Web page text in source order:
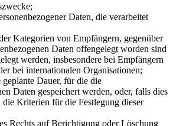
Daten, die verarbeitet
Kategorien von Empfängern, gegenüber
Daten offengelegt worden sind
werden, insbesondere bei Empfängern
bei internationalen Organisationen;
Dauer, für die die
Daten gespeichert werden, oder, falls dies
Kriterien für die Festlegung dieser
Rechts auf Berichtigung oder Löschung